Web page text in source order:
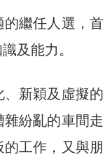
繼任人選，首
及能力。
新穎及虛擬的
紛亂的車間走
工作，又與朋